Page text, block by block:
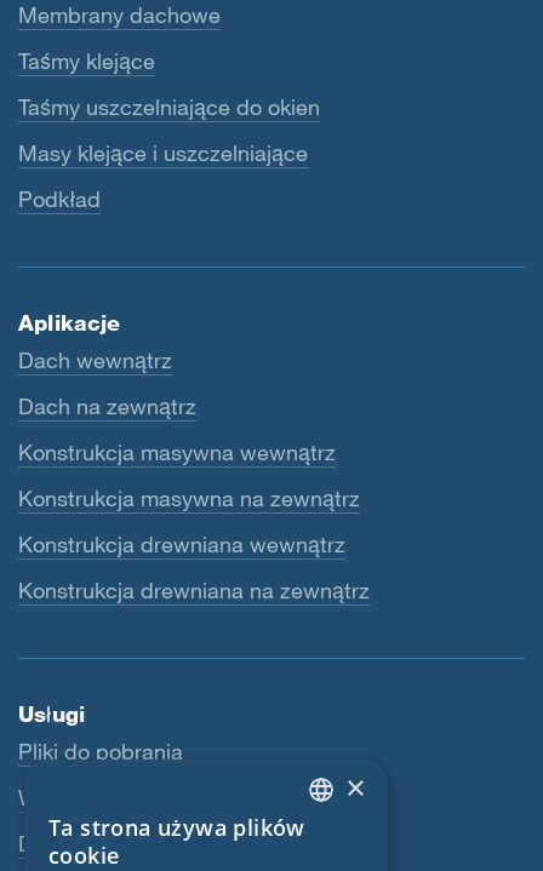
Membrany dachowe
Taśmy klejące
Taśmy uszczelniające do okien
Masy klejące i uszczelniające
Podkład
Aplikacje
Dach wewnątrz
Dach na zewnątrz
Konstrukcja masywna wewnątrz
Konstrukcja masywna na zewnątrz
Konstrukcja drewniana wewnątrz
Konstrukcja drewniana na zewnątrz
Usługi
Pliki do pobrania
Webshop
Dealerzy
ENGLISH
×
Ta strona używa plików
cookie